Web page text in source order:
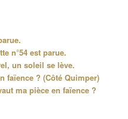
n°54 est parue.
un soleil se lève.
faïence ? (Côté Quimper)
ma pièce en faïence ?